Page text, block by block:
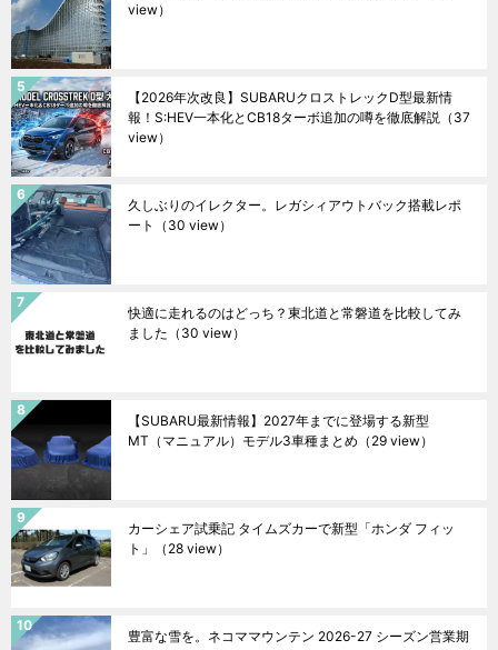
view）
【2026年次改良】SUBARUクロストレックD型最新情
報！S:HEV一本化とCB18ターボ追加の噂を徹底解説 （37
view）
久しぶりのイレクター。レガシィアウトバック搭載レポ
ート
（30 view）
快適に走れるのはどっち？東北道と常磐道を比較してみ
ました （30 view）
【SUBARU最新情報】2027年までに登場する新型
MT（マニュアル）モデル3車種まとめ （29 view）
カーシェア試乗記 タイムズカーで新型「ホンダ フィッ
ト」
（28 view）
豊富な雪を。ネコママウンテン 2026-27 シーズン営業期